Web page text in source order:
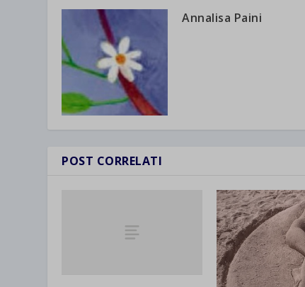
Annalisa Paini
POST CORRELATI